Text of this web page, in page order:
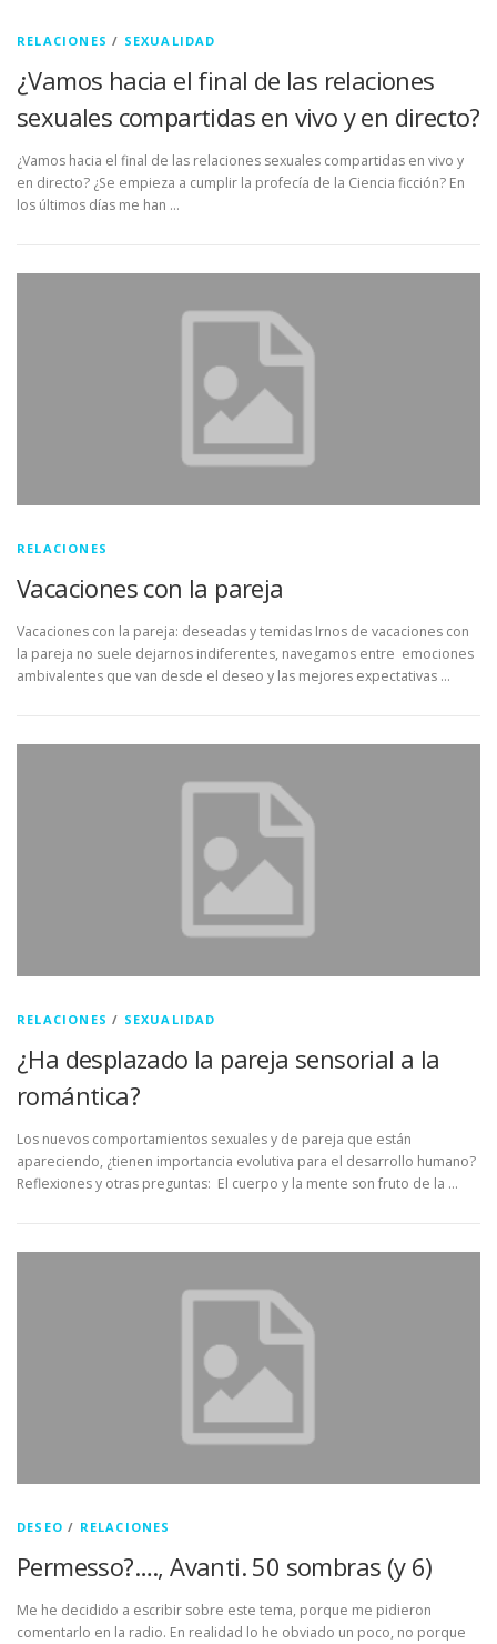
RELACIONES / SEXUALIDAD
¿Vamos hacia el final de las relaciones
sexuales compartidas en vivo y en directo?
¿Vamos hacia el final de las relaciones sexuales compartidas en vivo y
en directo? ¿Se empieza a cumplir la profecía de la Ciencia ficción? En
los últimos días me han …
RELACIONES
Vacaciones con la pareja
Vacaciones con la pareja: deseadas y temidas Irnos de vacaciones con
la pareja no suele dejarnos indiferentes, navegamos entre emociones
ambivalentes que van desde el deseo y las mejores expectativas …
RELACIONES / SEXUALIDAD
¿Ha desplazado la pareja sensorial a la
romántica?
Los nuevos comportamientos sexuales y de pareja que están
apareciendo, ¿tienen importancia evolutiva para el desarrollo humano?
Reflexiones y otras preguntas: El cuerpo y la mente son fruto de la …
DESEO / RELACIONES
Permesso?…., Avanti. 50 sombras (y 6)
Me he decidido a escribir sobre este tema, porque me pidieron
comentarlo en la radio. En realidad lo he obviado un poco, no porque